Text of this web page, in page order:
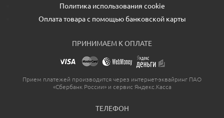
Политика использования cookie
Оплата товара с помощью банковской карты
ПРИНИМАЕМ К ОПЛАТЕ
Прием платежей производится через интернет-эквайринг ПАО
«Сбербанк России» и сервис Яндекс.Касса
ТЕЛЕФОН